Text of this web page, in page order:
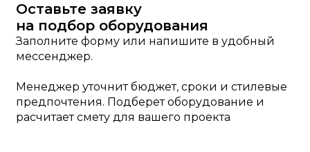
Оставьте заявку
на подбор оборудования
Заполните форму или напишите в удобный
мессенджер.
Менеджер уточнит бюджет, сроки и стилевые
предпочтения. Подберет оборудование и
расчитает смету для вашего проекта